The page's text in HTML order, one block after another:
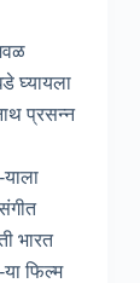
घ्यायला
प्रसन्न
भारत
या फिल्म